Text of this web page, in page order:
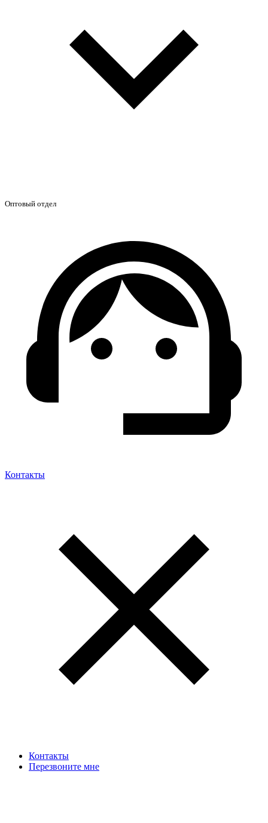
Оптовый отдел
Контакты
Контакты
Перезвоните мне